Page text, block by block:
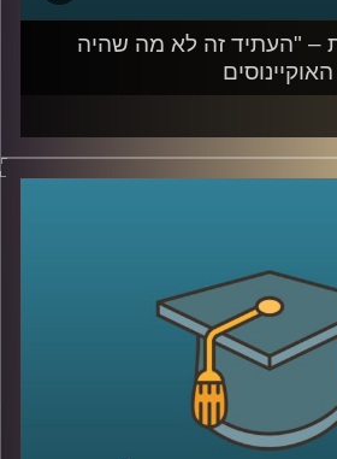
– "העתיד זה לא מה שהיה
מכוסה במים והאוקיינוסים
באמצעותם גילו בני
עד נתיבי מסחר
ודגה. פרופסור יואב
שאנו גורמים
על הסכנות הטמונות בכך
בכדי להימנע מהיום בו